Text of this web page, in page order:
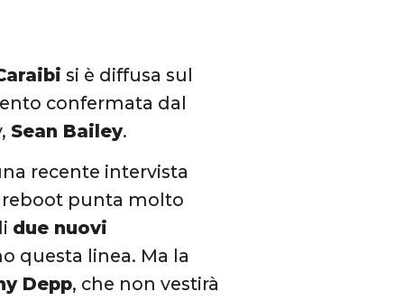
si è diffusa sul
confermata dal
Sean Bailey.
recente intervista
reboot punta molto
due nuovi
questa linea. Ma la
Depp, che non vestirà